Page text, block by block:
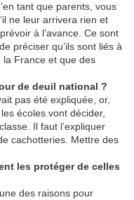
tant que parents, vous
ne leur arrivera rien et
à l’avance. Ce sont
préciser qu’ils sont liés à
la France et que des
de deuil national ?
pas été expliquée, or,
écoles vont décider,
Il faut l’expliquer
cachotteries. Mettre des
les protéger de celles
des raisons pour